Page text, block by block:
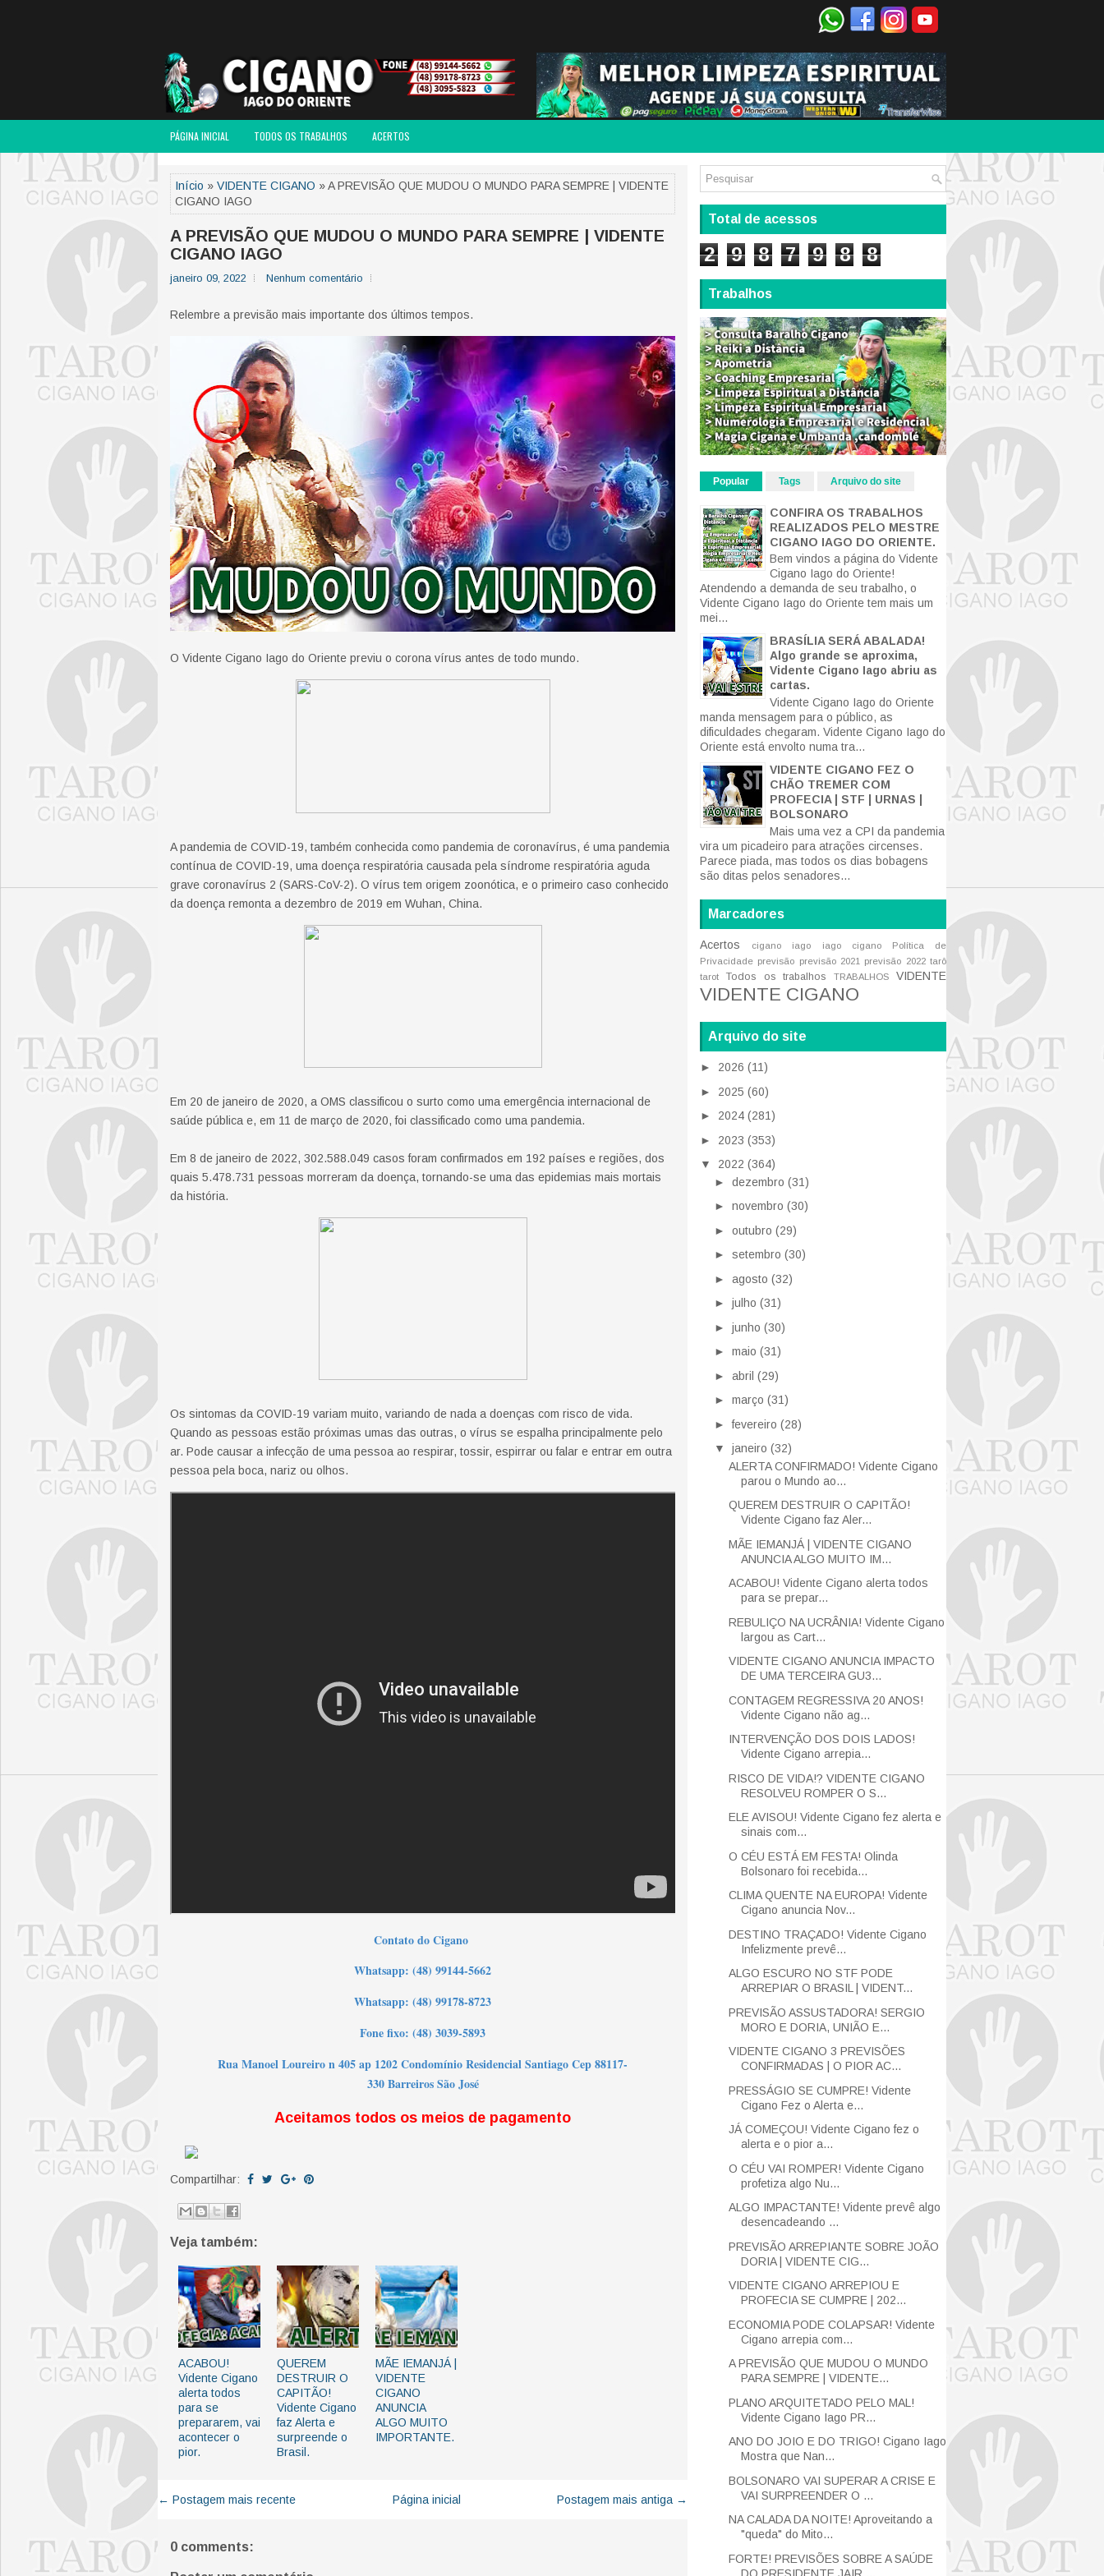
PÁGINA INICIAL TODOS OS TRABALHOS ACERTOS
Início » VIDENTE CIGANO » A PREVISÃO QUE MUDOU O MUNDO PARA SEMPRE | VIDENTE
CIGANO IAGO
A PREVISÃO QUE MUDOU O MUNDO PARA SEMPRE | VIDENTE
CIGANO IAGO
janeiro 09, 2022 Nenhum comentário
Relembre a previsão mais importante dos últimos tempos.
O Vidente Cigano Iago do Oriente previu o corona vírus antes de todo mundo.
A pandemia de COVID-19, também conhecida como pandemia de coronavírus, é uma pandemia
contínua de COVID-19, uma doença respiratória causada pela síndrome respiratória aguda
grave coronavírus 2 (SARS-CoV-2). O vírus tem origem zoonótica, e o primeiro caso conhecido
da doença remonta a dezembro de 2019 em Wuhan, China.
Em 20 de janeiro de 2020, a OMS classificou o surto como uma emergência internacional de
saúde pública e, em 11 de março de 2020, foi classificado como uma pandemia.
Em 8 de janeiro de 2022, 302.588.049 casos foram confirmados em 192 países e regiões, dos
quais 5.478.731 pessoas morreram da doença, tornando-se uma das epidemias mais mortais
da história.
Os sintomas da COVID-19 variam muito, variando de nada a doenças com risco de vida.
Quando as pessoas estão próximas umas das outras, o vírus se espalha principalmente pelo
ar. Pode causar a infecção de uma pessoa ao respirar, tossir, espirrar ou falar e entrar em outra
pessoa pela boca, nariz ou olhos.
Contato do Cigano
Whatsapp: (48) 99144-5662
Whatsapp: (48) 99178-8723
Fone fixo: (48) 3039-5893
Rua Manoel Loureiro n 405 ap 1202 Condomínio Residencial Santiago Cep 88117-
330 Barreiros São José
Aceitamos todos os meios de pagamento
Compartilhar:
Veja também:
ACABOU!
Vidente Cigano
alerta todos
para se
prepararem, vai
acontecer o
pior.
QUEREM
DESTRUIR O
CAPITÃO!
Vidente Cigano
faz Alerta e
surpreende o
Brasil.
MÃE IEMANJÁ |
VIDENTE
CIGANO
ANUNCIA
ALGO MUITO
IMPORTANTE.
← Postagem mais recente Postagem mais antiga →
Página inicial
0 comments:
Total de acessos
2 9 8 7 9 8 8
Trabalhos
Popular Tags Arquivo do site
CONFIRA OS TRABALHOS
REALIZADOS PELO MESTRE
CIGANO IAGO DO ORIENTE.
Bem vindos a página do Vidente
Cigano Iago do Oriente!
Atendendo a demanda de seu trabalho, o
Vidente Cigano Iago do Oriente tem mais um
mei...
BRASÍLIA SERÁ ABALADA!
Algo grande se aproxima,
Vidente Cigano Iago abriu as
cartas.
Vidente Cigano Iago do Oriente
manda mensagem para o público, as
dificuldades chegaram. Vidente Cigano Iago do
Oriente está envolto numa tra...
VIDENTE CIGANO FEZ O
CHÃO TREMER COM
PROFECIA | STF | URNAS |
BOLSONARO
Mais uma vez a CPI da pandemia
vira um picadeiro para atrações circenses.
Parece piada, mas todos os dias bobagens
são ditas pelos senadores...
Marcadores
Acertos cigano iago iago cigano
Política de
Privacidade previsão previsão 2021 previsão 2022 tarô
tarot
Todos os trabalhos TRABALHOS VIDENTE
VIDENTE CIGANO
Arquivo do site
► 2026 (11)
► 2025 (60)
► 2024 (281)
► 2023 (353)
▼ 2022 (364)
► dezembro (31)
► novembro (30)
► outubro (29)
► setembro (30)
► agosto (32)
► julho (31)
► junho (30)
► maio (31)
► abril (29)
► março (31)
►fevereiro (28)
▼ janeiro (32)
ALERTA CONFIRMADO! Vidente Cigano
parou o Mundo ao...
QUEREM DESTRUIR O CAPITÃO!
Vidente Cigano faz Aler...
MÃE IEMANJÁ | VIDENTE CIGANO
ANUNCIA ALGO MUITO IM...
ACABOU! Vidente Cigano alerta todos
para se prepar...
REBULIÇO NA UCRÂNIA! Vidente Cigano
largou as Cart...
VIDENTE CIGANO ANUNCIA IMPACTO
DE UMA TERCEIRA GU3...
CONTAGEM REGRESSIVA 20 ANOS!
Vidente Cigano não ag...
INTERVENÇÃO DOS DOIS LADOS!
Vidente Cigano arrepia...
RISCO DE VIDA!? VIDENTE CIGANO
RESOLVEU ROMPER O S...
ELE AVISOU! Vidente Cigano fez alerta e
sinais com...
O CÉU ESTÁ EM FESTA! Olinda
Bolsonaro foi recebida...
CLIMA QUENTE NA EUROPA! Vidente
Cigano anuncia Nov...
DESTINO TRAÇADO! Vidente Cigano
Infelizmente prevê...
ALGO ESCURO NO STF PODE
ARREPIAR O BRASIL | VIDENT...
PREVISÃO ASSUSTADORA! SERGIO
MORO E DORIA, UNIÃO E...
VIDENTE CIGANO 3 PREVISÕES
CONFIRMADAS | O PIOR AC...
PRESSÁGIO SE CUMPRE! Vidente
Cigano Fez o Alerta e...
JÁ COMEÇOU! Vidente Cigano fez o
alerta e o pior a...
O CÉU VAI ROMPER! Vidente Cigano
profetiza algo Nu...
ALGO IMPACTANTE! Vidente prevê algo
desencadeando ...
PREVISÃO ARREPIANTE SOBRE JOÃO
DORIA | VIDENTE CIG...
VIDENTE CIGANO ARREPIOU E
PROFECIA SE CUMPRE | 202...
ECONOMIA PODE COLAPSAR! Vidente
Cigano arrepia com...
A PREVISÃO QUE MUDOU O MUNDO
PARA SEMPRE | VIDENTE...
PLANO ARQUITETADO PELO MAL!
Vidente Cigano Iago PR...
ANO DO JOIO E DO TRIGO! Cigano Iago
Mostra que Nan...
BOLSONARO VAI SUPERAR A CRISE E
VAI SURPREENDER O ...
NA CALADA DA NOITE! Aproveitando a
"queda" do Mito...
FORTE! PREVISÕES SOBRE A SAÚDE
DO PRESIDENTE JAIR ...